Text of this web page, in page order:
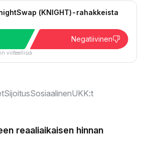
(KNIGHT)-rahakkeista
Negatiivinen
viitteellisiä.
SijoitusSosiaalinenUKK:t
reaaliaikaisen hinnan